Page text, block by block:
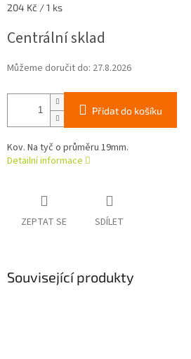
Měrná
204 Kč / 1 ks
Centrální sklad
Můžeme doručit do: 27.8.2026
Přidat do košíku
Kov. Na tyč o průměru 19mm.
Detailní informace
ZEPTAT SE SDÍLET
Související produkty